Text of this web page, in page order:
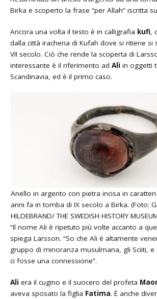
Birka e scoperto la frase “per Allah” iscritta
Ancora una volta il testo è in calligrafia kufi,
dalla città irachena di Kufah dove si ritiene si
VII secolo. Ciò che rende la scoperta di
interessante è il riferimento adAli in oggetti
Scandinavia, ed è il primo caso.
Anello in argento con pietra incisa in
anni fa in tomba di IX secolo a Birka. (Foto:
HILDEBRAND/ THE SWEDISH HISTORY
“Il nome Ali è ripetuto più volte accanto a
spiega Larsson. “So che Ali è altamente
gruppo di minoranza musulmana, gli Sciiti, e
ci fosse una connessione”.
Ali era il cugino e il suocero del profeta
aveva sposato la figlia Fatima. È anche